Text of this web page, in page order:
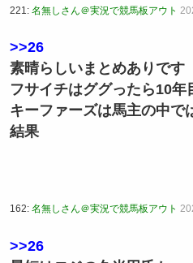
221: 名無しさん＠実況で競馬板アウト
>>26
素晴らしいまとめありです
フサイチはググったら10年
キーファーズは馬主の中で
結果
162: 名無しさん＠実況で競馬板アウト
>>26